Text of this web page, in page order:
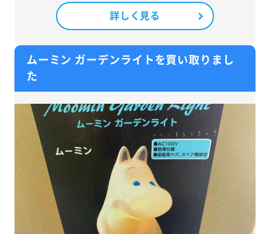
詳しく見る
ムーミン ガーデンライトを買い取りまし
た